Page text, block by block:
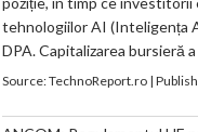
tehnologiilor AI (Inteligența
DPA. Capitalizarea bursieră
Source:TechnoReport.ro|